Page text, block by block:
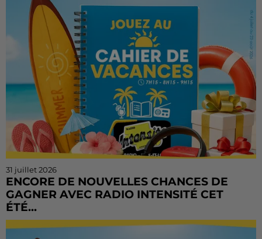
31 juillet 2026
ENCORE DE NOUVELLES CHANCES DE
GAGNER AVEC RADIO INTENSITÉ CET
ÉTÉ...
Vous n'avez pas encore tenté votre chance ? Ou vous